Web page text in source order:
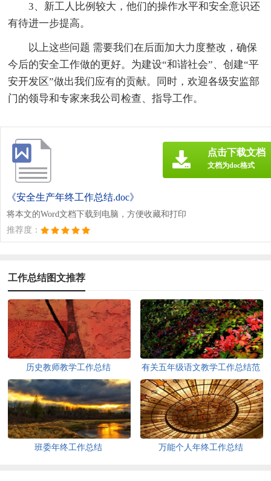
3、新工人比例较大，他们的操作水平和安全意识还
有待进一步提高。
以上这些问题 需要我们在后面加大力度整改，确保
今后的安全工作做的更好。为建设“和谐社会”、创建“平
安开发区”做出我们应有的贡献。同时，欢迎各级安监部
门的领导和专家来我公司检查、指导工作。
《安全生产年终工作总结.doc》
将本文的Word文档下载到电脑，方便收藏和打印
推荐度：
点击下载文档
文档为doc格式
工作总结图文推荐
历史教师教学工作总结
有关五年级语文教学工作总结范
文
班委年终工作总结 万能个人年终工作总结